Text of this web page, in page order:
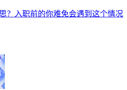
？入职前的你难免会遇到这个情况